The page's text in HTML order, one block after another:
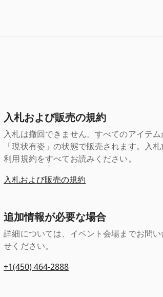
入札および販売の規約
入札は撤回できません。すべてのアイテム
「現状有姿」の状態で販売されます。入札
利用規約をすべてお読みください。
入札および販売の規約
追加情報が必要な場合
詳細については、イベント会場までお問い
せください。
+1(450) 464-2888